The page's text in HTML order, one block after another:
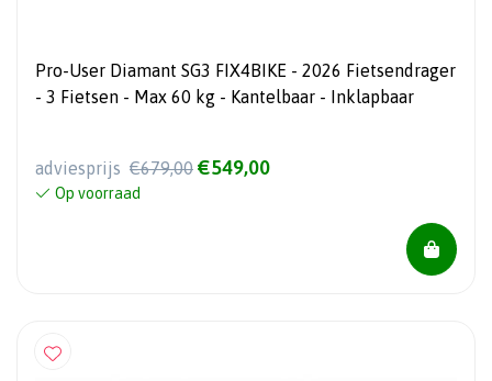
Pro-User Diamant SG3 FIX4BIKE - 2026 Fietsendrager
- 3 Fietsen - Max 60 kg - Kantelbaar - Inklapbaar
adviesprijs €679,00 €549,00
Op voorraad